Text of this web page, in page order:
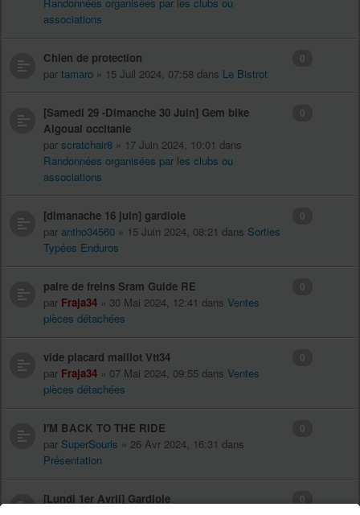
associations
Chien de protection
par tamaro » 15 Juil 2024, 07:58 dans Le Bistrot
0
[Samedi 29 -Dimanche 30 Juin] Gem bike
Aigoual occitanie
par scratchair8 » 17 Juin 2024, 10:01 dans
Randonnées organisées par les clubs ou
associations
0
[dimanache 16 juin] gardiole
par antho34560 » 15 Juin 2024, 08:21 dans Sorties
Typées Enduros
0
paire de freins Sram Guide RE
par Fraja34 » 30 Mai 2024, 12:41 dans Ventes
pièces détachées
0
vide placard maillot Vtt34
par Fraja34 » 07 Mai 2024, 09:55 dans Ventes
pièces détachées
0
I'M BACK TO THE RIDE
par SuperSouris » 26 Avr 2024, 16:31 dans
Présentation
0
[Lundi 1er Avril] Gardiole
0